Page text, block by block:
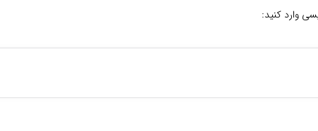
وارد کنید: